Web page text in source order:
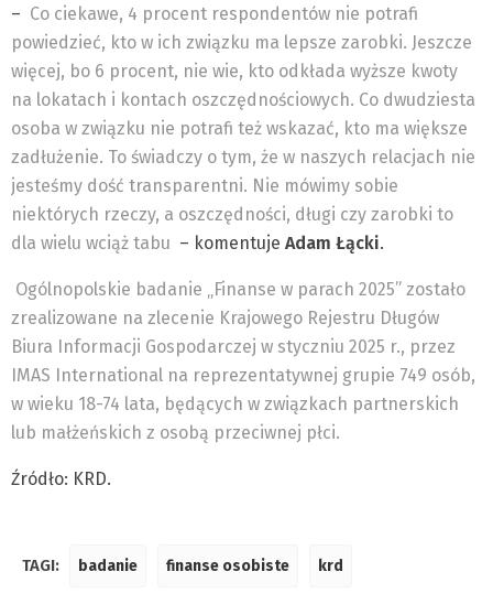
– Co ciekawe, 4 procent respondentów nie potrafi
powiedzieć, kto w ich związku ma lepsze zarobki. Jeszcze
więcej, bo 6 procent, nie wie, kto odkłada wyższe kwoty
na lokatach i kontach oszczędnościowych. Co dwudziesta
osoba w związku nie potrafi też wskazać, kto ma większe
zadłużenie. To świadczy o tym, że w naszych relacjach nie
jesteśmy dość transparentni. Nie mówimy sobie
niektórych rzeczy, a oszczędności, długi czy zarobki to
dla wielu wciąż tabu – komentuje Adam Łącki.
Ogólnopolskie badanie „Finanse w parach 2025” zostało
zrealizowane na zlecenie Krajowego Rejestru Długów
Biura Informacji Gospodarczej w styczniu 2025 r., przez
IMAS International na reprezentatywnej grupie 749 osób,
w wieku 18-74 lata, będących w związkach partnerskich
lub małżeńskich z osobą przeciwnej płci.
Źródło: KRD.
TAGI: badanie finanse osobiste krd